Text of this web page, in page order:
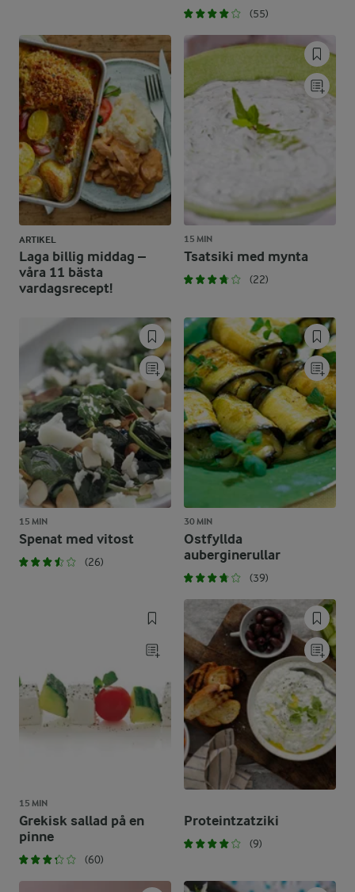
(55)
ARTIKEL
Laga billig middag –
våra 11 bästa
vardagsrecept!
15 MIN
Tsatsiki med mynta
(22)
15 MIN
Spenat med vitost
(26)
30 MIN
Ostfyllda
auberginerullar
(39)
15 MIN
Grekisk sallad på en
pinne
(60)
Proteintzatziki
(9)